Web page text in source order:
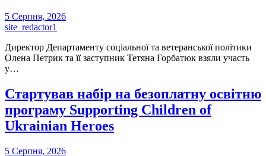
5 Серпня, 2026
site_redactor1
Директор Департаменту соціальної та ветеранської політики
Олена Петрик та її заступник Тетяна Горбатюк взяли участь
у…
Стартував набір на безоплатну освітню
програму Supporting Children of
Ukrainian Heroes
5 Серпня, 2026